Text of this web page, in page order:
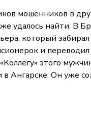
мошенников в
удалось найти. В
который
и переводил
этого
Ангарске. Он уже